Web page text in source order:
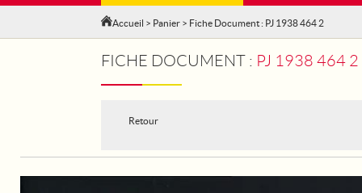
Accueil > Panier > Fiche Document : PJ 1938 464 2
FICHE DOCUMENT : PJ 1938 464 2
Retour